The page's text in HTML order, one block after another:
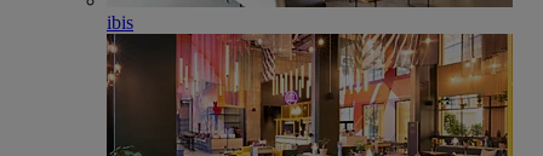
ibis